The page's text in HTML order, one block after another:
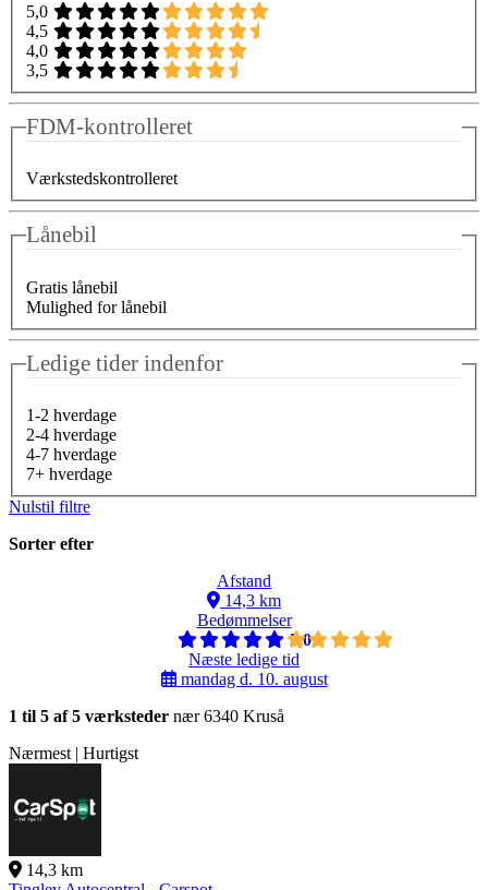
5,0
4,5
4,0
3,5
FDM-kontrolleret
Værkstedskontrolleret
Lånebil
Gratis lånebil
Mulighed for lånebil
Ledige tider indenfor
1-2 hverdage
2-4 hverdage
4-7 hverdage
7+ hverdage
Nulstil filtre
Sorter efter
Afstand
14,3 km
Bedømmelser
5,0
Næste ledige tid
mandag d. 10. august
1 til 5 af 5 værksteder nær 6340 Kruså
Nærmest | Hurtigst
14,3 km